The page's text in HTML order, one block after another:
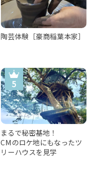
陶芸体験［豪商稲葉本家］
まるで秘密基地！
CMのロケ地にもなったツ
リーハウスを見学